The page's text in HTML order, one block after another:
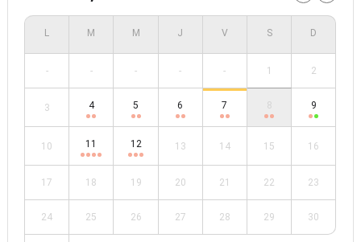
- - - - - 1 2
3 4 5 6 7 8 9
10 11 12 13 14 15 16
17 18 19 20 21 22 23
24 25 26 27 28 29 30